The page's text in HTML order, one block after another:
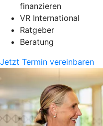
finanzieren
VR International
Ratgeber
Beratung
Jetzt Termin vereinbaren